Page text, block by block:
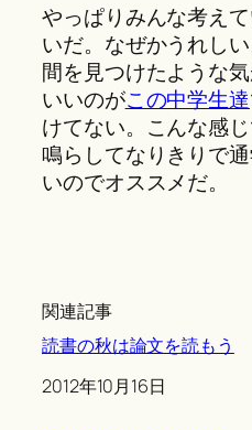
やっぱりみんな考え
いだ。なぜかうれし
間を見つけたような
いいのがこの中学生達
けてない。こんな感
鳴らしてなりきりで
いのでオススメだ。
関連記事
読書の秋は論文を読もう
Date
2012年10月16日